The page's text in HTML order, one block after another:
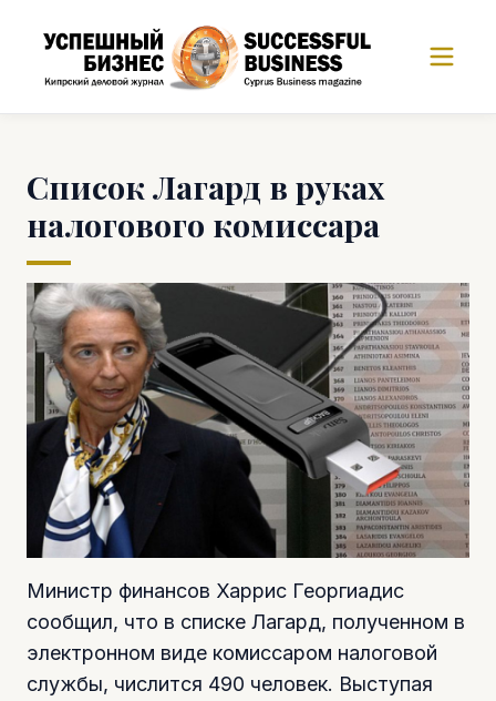
Список Лагард в руках
налогового комиссара
Министр финансов Харрис Георгиадис
сообщил, что в списке Лагард, полученном в
электронном виде комиссаром налоговой
службы, числится 490 человек. Выступая